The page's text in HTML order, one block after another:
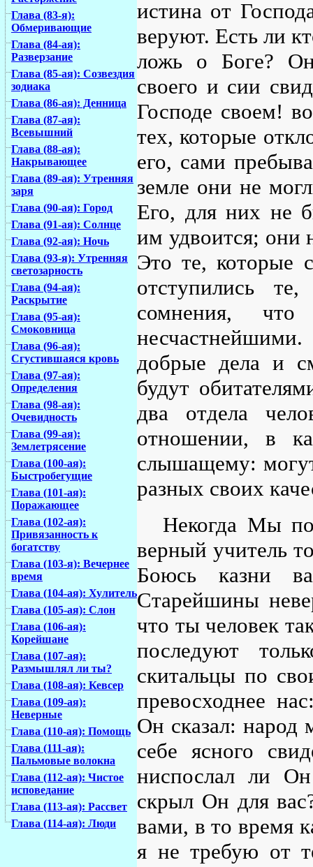
Глава (83-я):
Обмеривающие
Глава (84-ая):
Разверзание
Глава (85-ая): Созвездия
зодиака
Глава (86-ая): Денница
Глава (87-ая):
Всевышний
Глава (88-ая):
Накрывающее
Глава (89-ая): Утренняя
заря
Глава (90-ая): Город
Глава (91-ая): Солнце
Глава (92-ая): Ночь
Глава (93-я): Утренняя
светозарность
Глава (94-ая):
Раскрытие
Глава (95-ая):
Смоковница
Глава (96-ая):
Сгустившаяся кровь
Глава (97-ая):
Определения
Глава (98-ая):
Очевидность
Глава (99-ая):
Землетрясение
Глава (100-ая):
Быстробегущие
Глава (101-ая):
Поражающее
Глава (102-ая):
Привязанность к
богатству
Глава (103-я): Вечернее
время
Глава (104-ая): Хулитель
Глава (105-ая): Слон
Глава (106-ая):
Корейшане
Глава (107-ая):
Размышлял ли ты?
Глава (108-ая): Кевсер
Глава (109-ая):
Неверные
Глава (110-ая): Помощь
Глава (111-ая):
Пальмовые волокна
Глава (112-ая): Чистое
исповедание
Глава (113-ая): Рассвет
Глава (114-ая): Люди
истина от
веруют. Есть ли
ложь о Боге?
своего и сии
Господе своем!
тех, которые
его, сами
земле они не
Его, для них не
им удвоится; они
Это те, которые
отступились
сомнения,
добрые дела и
будут
два отдела
отношении, в
слышащему:
разных своих
Некогда Мы
верный учитель
Боюсь казни
Старейшины
что ты человек
последуют
скитальцы по
превосходнее
Он сказал:
себе ясного
ниспослал ли
скрыл Он для
вами, в то время
я не требую от